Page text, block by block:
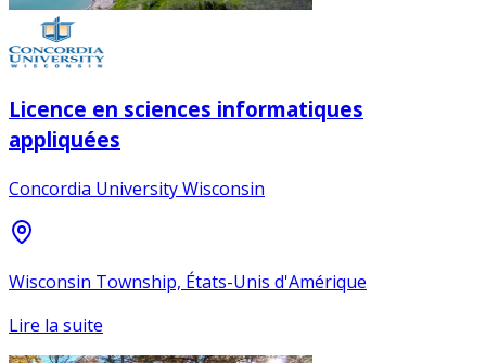
Licence en sciences informatiques
appliquées
Concordia University Wisconsin
Wisconsin Township, États-Unis d'Amérique
Lire la suite